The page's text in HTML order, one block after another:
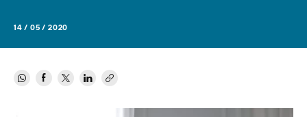
14 / 05 / 2020